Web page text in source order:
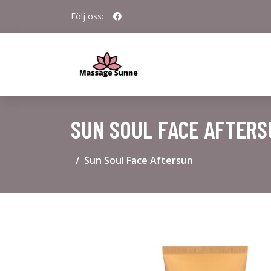
Följ oss:
SUN SOUL FACE
Sun Soul Face Aftersun